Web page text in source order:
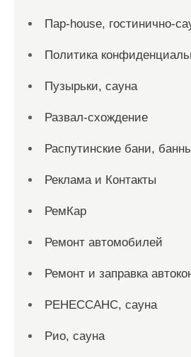
Пар-house, гостинично-
Политика
Пузырьки, сауна
Развал-схождение
Распутинские бани,
Реклама и Контакты
РемКар
Ремонт автомобилей
Ремонт и заправка
РЕНЕССАНС, сауна
Рио, сауна